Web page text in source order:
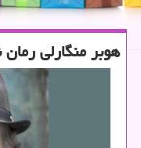
هوبر منگارلی